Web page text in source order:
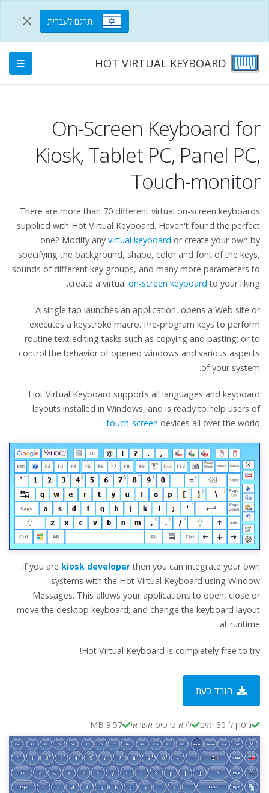
תרגם לעברית ×
HOT VIRTUAL KEYBOARD
On-Screen Keyboard for
Kiosk, Tablet PC, Panel PC,
Touch-monitor
There are more than 70 different virtual on-screen keyboards
supplied with Hot Virtual Keyboard. Haven't found the perfect
one? Modify any virtual keyboard or create your own by
specifying the background, shape, color and font of the keys,
sounds of different key groups, and many more parameters to
create a virtual on-screen keyboard to your liking.
A single tap launches an application, opens a Web site or
executes a keystroke macro. Pre-program keys to perform
routine text editing tasks such as copying and pasting; or to
control the behavior of opened windows and various aspects
of your system.
Hot Virtual Keyboard supports all languages and keyboard
layouts installed in Windows, and is ready to help users of
touch-screen devices all over the world.
If you are kiosk developerthen you can integrate your own
systems with the Hot Virtual Keyboard using Window
Messages. This allows your applications to open, close or
move the desktop keyboard; and change the keyboard layout
at runtime.
Hot Virtual Keyboard is completely free to try!
הורד כעת
ניסיון ל-30 ימים ללא כרטיס אשראי 9.57 MB